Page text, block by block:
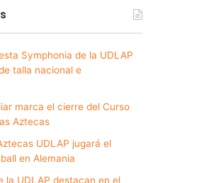
Symphonia de la UDLAP
talla nacional e
marca el cierre del Curso
Aztecas
UDLAP jugará el
en Alemania
la UDLAP destacan en el